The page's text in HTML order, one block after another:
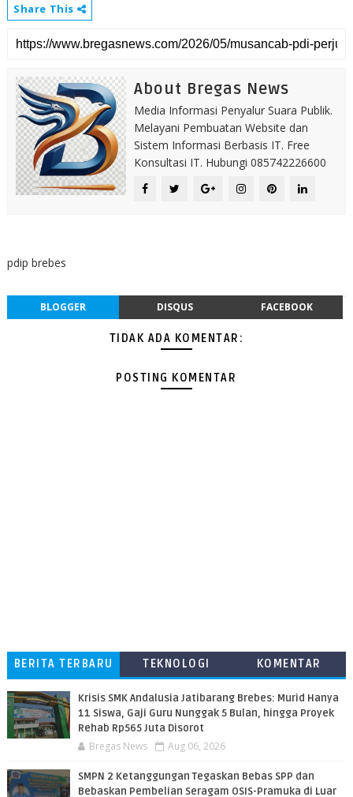
Share This
About Bregas News
Media Informasi Penyalur Suara Publik.
Melayani Pembuatan Website dan
Sistem Informasi Berbasis IT. Free
Konsultasi IT. Hubungi 085742226600
pdip brebes
BLOGGER DISQUS FACEBOOK
TIDAK ADA KOMENTAR:
POSTING KOMENTAR
BERITA TERBARU TEKNOLOGI
KOMENTAR
Krisis SMK Andalusia Jatibarang Brebes: Murid Hanya
11 Siswa, Gaji Guru Nunggak 5 Bulan, hingga Proyek
Rehab Rp565 Juta Disorot
Bregas News Aug 06, 2026
SMPN 2 Ketanggungan Tegaskan Bebas SPP dan
Bebaskan Pembelian Seragam OSIS-Pramuka di Luar